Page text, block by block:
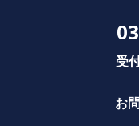
受
お